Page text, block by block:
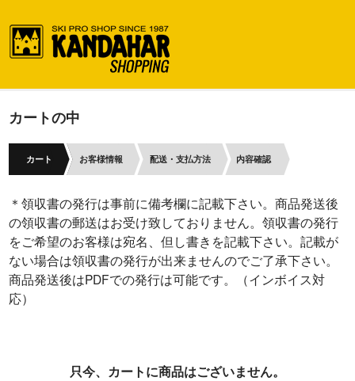
カートの中
カート お客様情報 配送・支払方法 内容確認
＊領収書の発行は事前に備考欄に記載下さい。商品発送後
の領収書の郵送はお受け致しておりません。領収書の発行
をご希望のお客様は宛名、但し書きを記載下さい。記載が
ない場合は領収書の発行が出来ませんのでご了承下さい。
商品発送後はPDFでの発行は可能です。（インボイス対
応）
只今、カートに商品はございません。